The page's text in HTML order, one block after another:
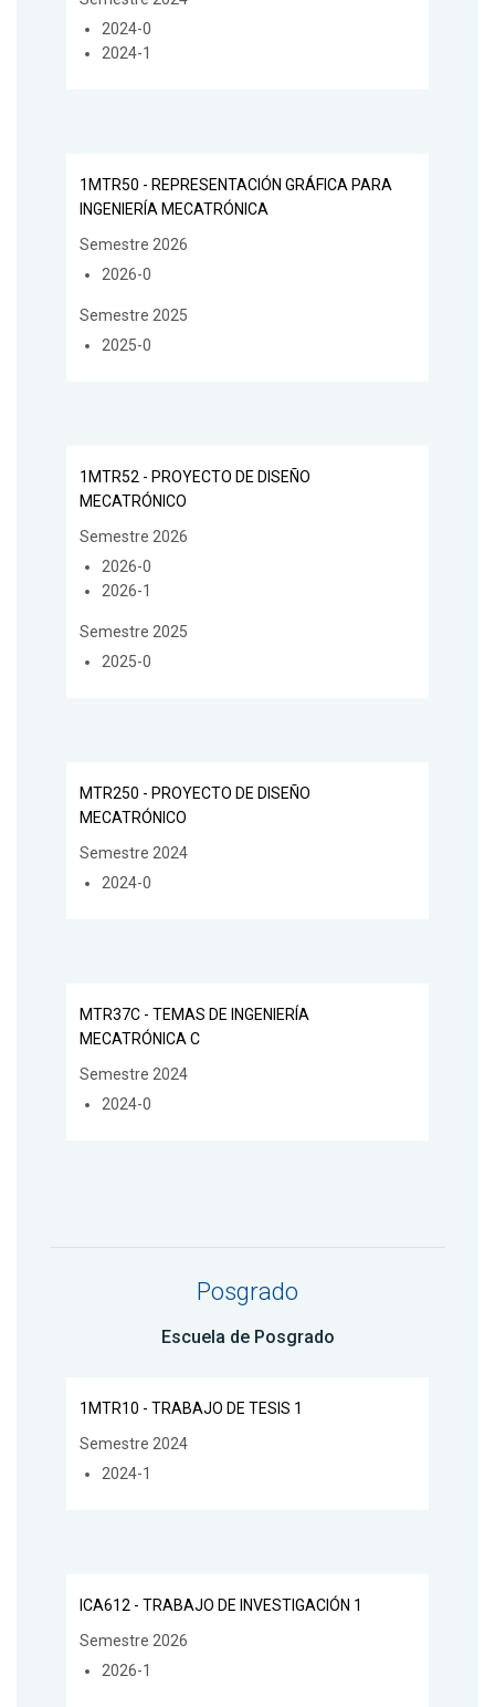
2024-0
2024-1
1MTR50 - REPRESENTACIÓN GRÁFICA PARA
INGENIERÍA MECATRÓNICA
Semestre 2026
2026-0
Semestre 2025
2025-0
1MTR52 - PROYECTO DE DISEÑO
MECATRÓNICO
Semestre 2026
2026-0
2026-1
Semestre 2025
2025-0
MTR250 - PROYECTO DE DISEÑO
MECATRÓNICO
Semestre 2024
2024-0
MTR37C - TEMAS DE INGENIERÍA
MECATRÓNICA C
Semestre 2024
2024-0
Posgrado
Escuela de Posgrado
1MTR10 - TRABAJO DE TESIS 1
Semestre 2024
2024-1
ICA612 - TRABAJO DE INVESTIGACIÓN 1
Semestre 2026
2026-1